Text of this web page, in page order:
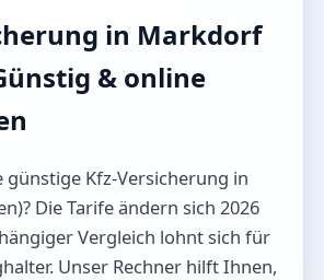
in Markdorf
& online
günstige Kfz-Versicherung in
Die Tarife ändern sich 2026
Vergleich lohnt sich für
Unser Rechner hilft Ihnen,